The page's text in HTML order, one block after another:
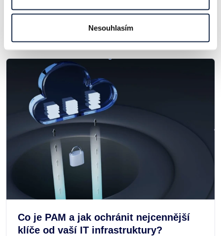
Nesouhlasím
Co je IaaS?
ČLÁNKY A ZAJÍMAVOSTI
Co je PAM a jak ochránit nejcennější
klíče od vaší IT infrastruktury?